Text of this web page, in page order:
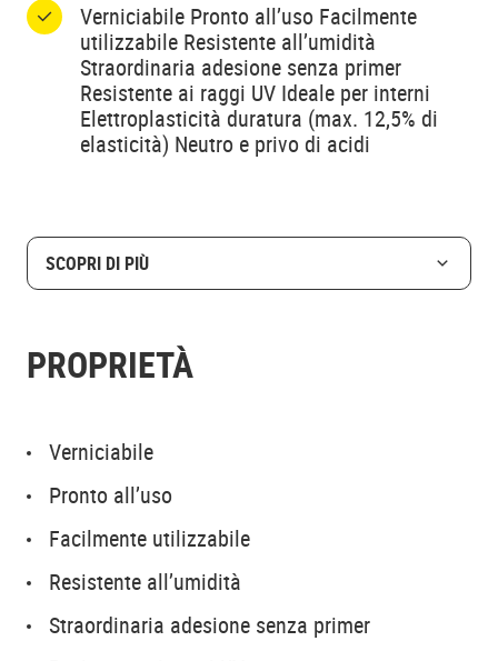
Verniciabile Pronto all’uso Facilmente
utilizzabile Resistente all’umidità
Straordinaria adesione senza primer
Resistente ai raggi UV Ideale per interni
Elettroplasticità duratura (max. 12,5% di
elasticità) Neutro e privo di acidi
SCOPRI DI PIÙ
PROPRIETÀ
Verniciabile
Pronto all’uso
Facilmente utilizzabile
Resistente all’umidità
Straordinaria adesione senza primer